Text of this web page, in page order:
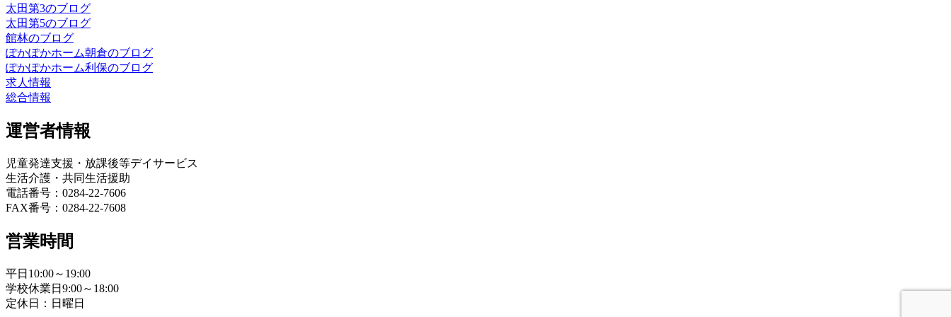
太田第3のブログ
太田第5のブログ
館林のブログ
ぽかぽかホーム朝倉のブログ
ぽかぽかホーム利保のブログ
求人情報
総合情報
運営者情報
児童発達支援・放課後等デイサービス
生活介護・共同生活援助
電話番号：0284-22-7606
FAX番号：0284-22-7608
営業時間
平日10:00～19:00
学校休業日9:00～18:00
定休日：日曜日